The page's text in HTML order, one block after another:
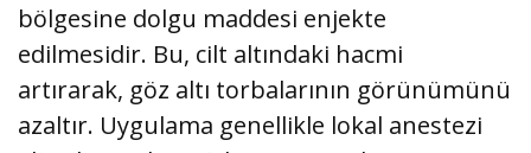
bölgesine dolgu maddesi enjekte
edilmesidir. Bu, cilt altındaki hacmi
artırarak, göz altı torbalarının görünümünü
azaltır. Uygulama genellikle lokal anestezi